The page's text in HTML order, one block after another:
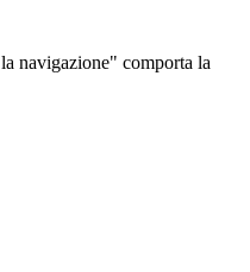
navigazione" comporta la